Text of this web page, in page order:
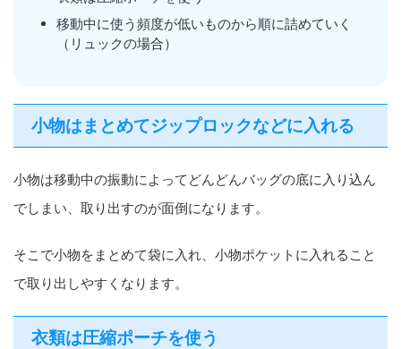
移動中に使う頻度が低いものから順に詰めていく
（リュックの場合）
小物はまとめてジップロックなどに入れる
小物は移動中の振動によってどんどんバッグの底に入り込ん
でしまい、取り出すのが面倒になります。
そこで小物をまとめて袋に入れ、小物ポケットに入れること
で取り出しやすくなります。
衣類は圧縮ポーチを使う